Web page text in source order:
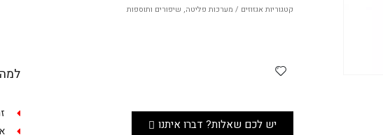
קטגוריותאגזוזים / מערכות פליטה, שיפורים ותוספות
יש לכם שאלות? דברו איתנו